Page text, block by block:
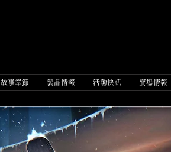
故事章節 製品情報 活動快訊 賣場情報